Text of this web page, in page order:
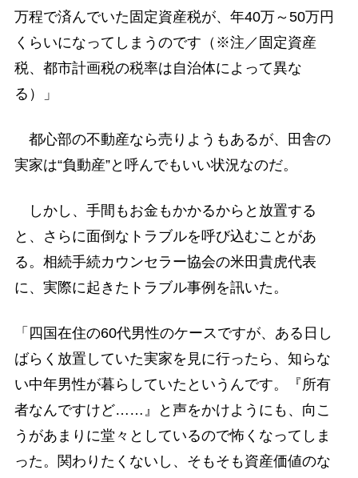
万程で済んでいた固定資産税が、年40万～50万円
くらいになってしまうのです（※注／固定資産
税、都市計画税の税率は自治体によって異な
る）」
都心部の不動産なら売りようもあるが、田舎の
実家は“負動産”と呼んでもいい状況なのだ。
しかし、手間もお金もかかるからと放置する
と、さらに面倒なトラブルを呼び込むことがあ
る。相続手続カウンセラー協会の米田貴虎代表
に、実際に起きたトラブル事例を訊いた。
「四国在住の60代男性のケースですが、ある日し
ばらく放置していた実家を見に行ったら、知らな
い中年男性が暮らしていたというんです。『所有
者なんですけど……』と声をかけようにも、向こ
うがあまりに堂々としているので怖くなってしま
った。関わりたくないし、そもそも資産価値のな